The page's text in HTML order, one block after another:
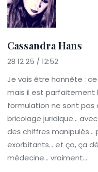
Cassandra Hans
28 12 25 / 12:52
Je vais être honnête :
mais il est parfaitement
formulation ne sont pas
bricolage juridique...
des chiffres manipulés...
exorbitants... et ça, ça
médecine... vraiment...